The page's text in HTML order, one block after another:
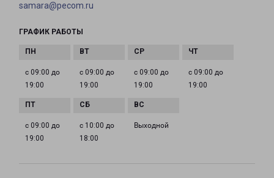
samara@pecom.ru
ГРАФИК РАБОТЫ
с 09:00 до
19:00
с 09:00 до
19:00
с 09:00 до
19:00
с 09:00 до
19:00
с 09:00 до
19:00
с 10:00 до
18:00
Выходной